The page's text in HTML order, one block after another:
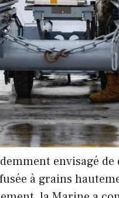
envisagé
à grains